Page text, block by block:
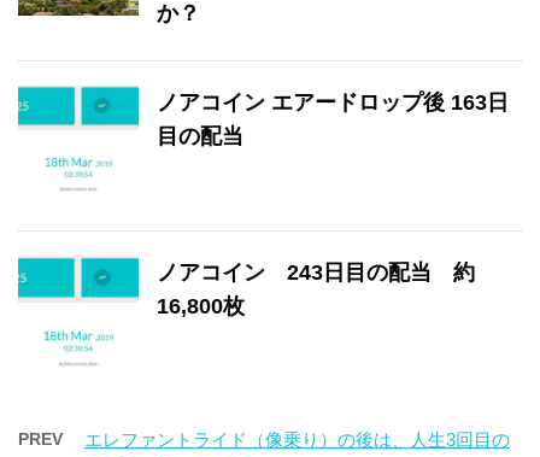
か？
ノアコイン エアードロップ後 163日
目の配当
ノアコイン 243日目の配当 約
16,800枚
PREV
エレファントライド（像乗り）の後は、人生3回目の